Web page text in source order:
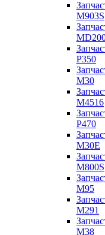
M903S
P350
M30
M4516
P470
M30E
M800S
M95
M291
M38